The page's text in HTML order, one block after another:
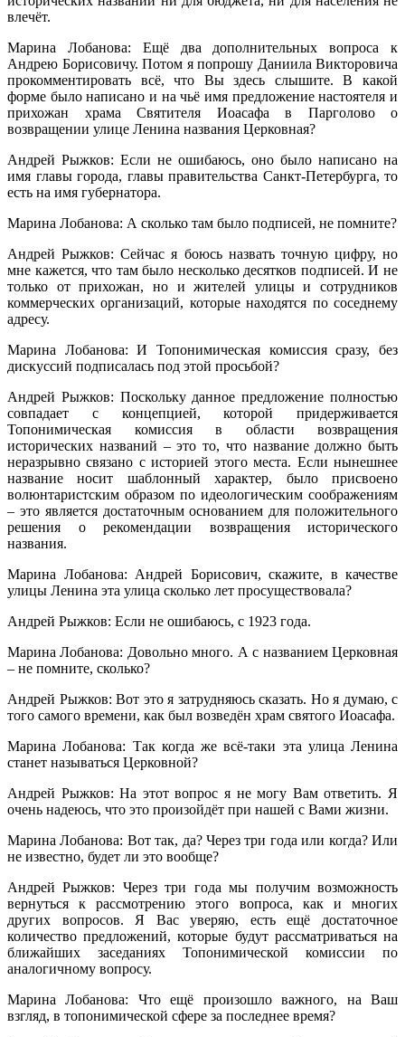
влечёт.
Марина Лобанова: Ещё два дополнительных вопроса к
Андрею Борисовичу. Потом я попрошу Даниила Викторовича
прокомментировать всё, что Вы здесь слышите. В какой
форме было написано и на чьё имя предложение настоятеля и
прихожан храма Святителя Иоасафа в Парголово о
возвращении улице Ленина названия Церковная?
Андрей Рыжков: Если не ошибаюсь, оно было написано на
имя главы города, главы правительства Санкт-Петербурга, то
есть на имя губернатора.
Марина Лобанова: А сколько там было подписей, не помните?
Андрей Рыжков: Сейчас я боюсь назвать точную цифру, но
мне кажется, что там было несколько десятков подписей. И не
только от прихожан, но и жителей улицы и сотрудников
коммерческих организаций, которые находятся по соседнему
адресу.
Марина Лобанова: И Топонимическая комиссия сразу, без
дискуссий подписалась под этой просьбой?
Андрей Рыжков: Поскольку данное предложение полностью
совпадает с концепцией, которой придерживается
Топонимическая комиссия в области возвращения
исторических названий – это то, что название должно быть
неразрывно связано с историей этого места. Если нынешнее
название носит шаблонный характер, было присвоено
волюнтаристским образом по идеологическим соображениям
– это является достаточным основанием для положительного
решения о рекомендации возвращения исторического
названия.
Марина Лобанова: Андрей Борисович, скажите, в качестве
улицы Ленина эта улица сколько лет просуществовала?
Андрей Рыжков: Если не ошибаюсь, с 1923 года.
Марина Лобанова: Довольно много. А с названием Церковная
– не помните, сколько?
Андрей Рыжков: Вот это я затрудняюсь сказать. Но я думаю, с
того самого времени, как был возведён храм святого Иоасафа.
Марина Лобанова: Так когда же всё-таки эта улица Ленина
станет называться Церковной?
Андрей Рыжков: На этот вопрос я не могу Вам ответить. Я
очень надеюсь, что это произойдёт при нашей с Вами жизни.
Марина Лобанова: Вот так, да? Через три года или когда? Или
не известно, будет ли это вообще?
Андрей Рыжков: Через три года мы получим возможность
вернуться к рассмотрению этого вопроса, как и многих
других вопросов. Я Вас уверяю, есть ещё достаточное
количество предложений, которые будут рассматриваться на
ближайших заседаниях Топонимической комиссии по
аналогичному вопросу.
Марина Лобанова: Что ещё произошло важного, на Ваш
взгляд, в топонимической сфере за последнее время?